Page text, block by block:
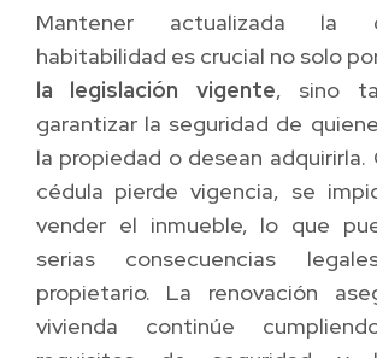
Mantener actualizada la
habitabilidad es crucial no solo
la legislación vigente, sino
garantizar la seguridad de
la propiedad o desean adquirirla.
cédula pierde vigencia, se
vender el inmueble, lo que
serias consecuencias
propietario. La renovación
vivienda continúe